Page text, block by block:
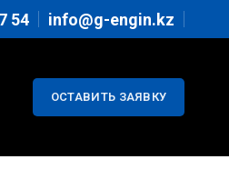
54 info@g-engin.kz
ОСТАВИТЬ ЗАЯВКУ